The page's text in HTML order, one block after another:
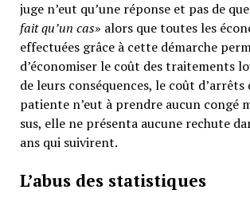
juge n’eut qu’une réponse et pas de
fait qu’un cas» alors que toutes les
effectuées grâce à cette démarche
d’économiser le coût des traitements
de leurs conséquences, le coût
patiente n’eut à prendre aucun congé
sus, elle ne présenta aucune rechute
ans qui suivirent.
L’abus des statistiques